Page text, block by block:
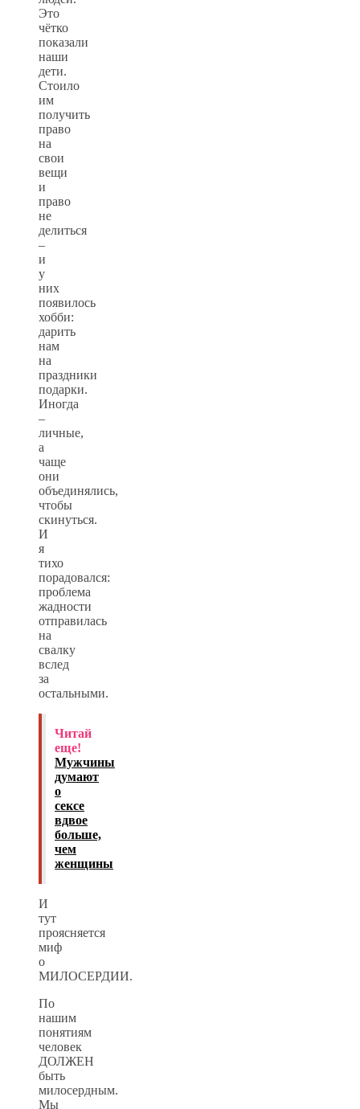
Это
чётко
показали
наши
дети.
Стоило
им
получить
право
на
свои
вещи
и
право
не
делиться
–
и
у
них
появилось
хобби:
дарить
нам
на
праздники
подарки.
Иногда
–
личные,
а
чаще
они
объединялись,
чтобы
скинуться.
И
я
тихо
порадовался:
проблема
жадности
отправилась
на
свалку
вслед
за
остальными.
Читай
еще!
Мужчины
думают
о
сексе
вдвое
больше,
чем
женщины
И
тут
проясняется
миф
о
МИЛОСЕРДИИ.
По
нашим
понятиям
человек
ДОЛЖЕН
быть
милосердным.
Мы